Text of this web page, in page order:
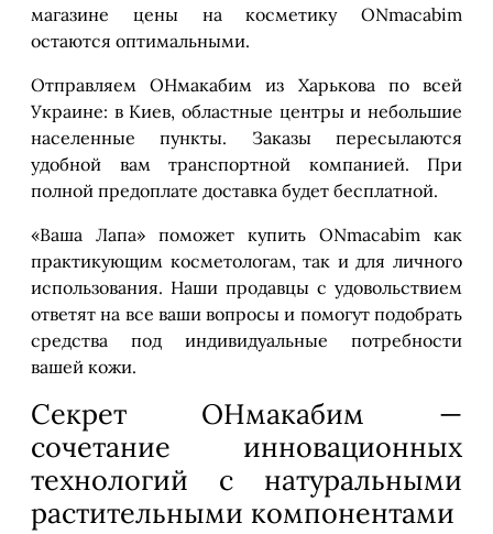
магазине цены на косметику ONmacabim
остаются оптимальными.
Отправляем ОНмакабим из Харькова по всей
Украине: в Киев, областные центры и небольшие
населенные пункты. Заказы пересылаются
удобной вам транспортной компанией. При
полной предоплате доставка будет бесплатной.
«Ваша Лапа» поможет купить ONmacabim как
практикующим косметологам, так и для личного
использования. Наши продавцы с удовольствием
ответят на все ваши вопросы и помогут подобрать
средства под индивидуальные потребности
вашей кожи.
Секрет ОНмакабим —
сочетание инновационных
технологий с натуральными
растительными компонентами